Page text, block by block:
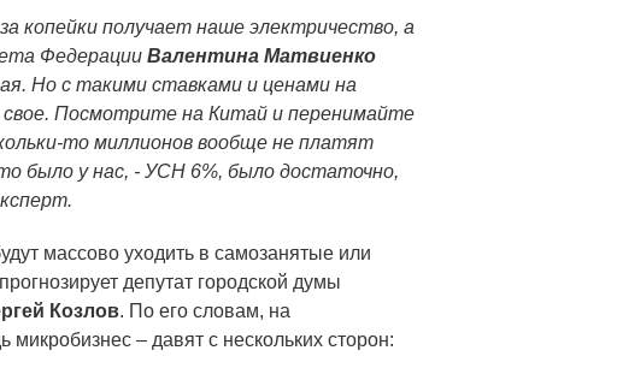
копейки получает наше электричество, а
Федерации Валентина Матвиенко
Но с такими ставками и ценами на
Посмотрите на Китай и перенимайте
то миллионов вообще не платят
было у нас, - УСН 6%, было достаточно,
массово уходить в самозанятые или
депутат городской думы
Козлов. По его словам, на
– давят с нескольких сторон: